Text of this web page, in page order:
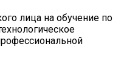
лица на обучение по